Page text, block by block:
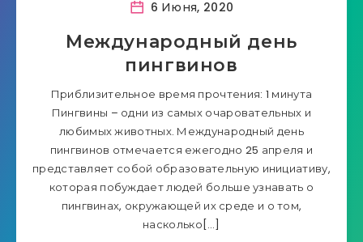
6 Июня, 2020
Международный день
пингвинов
Приблизительное время прочтения: 1 минута
Пингвины – одни из самых очаровательных и
любимых животных. Международный день
пингвинов отмечается ежегодно 25 апреля и
представляет собой образовательную инициативу,
которая побуждает людей больше узнавать о
пингвинах, окружающей их среде и о том,
насколько[…]